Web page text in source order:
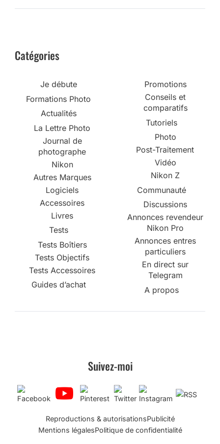
Catégories
Je débute
Formations Photo
Actualités
La Lettre Photo
Journal de
photographe
Nikon
Autres Marques
Logiciels
Accessoires
Livres
Tests
Tests Boîtiers
Tests Objectifs
Tests Accessoires
Guides d’achat
Promotions
Conseils et
comparatifs
Tutoriels
Photo
Post-Traitement
Vidéo
Nikon Z
Communauté
Discussions
Annonces revendeur
Nikon Pro
Annonces entres
particuliers
En direct sur
Telegram
A propos
Suivez-moi
Reproductions & autorisationsPublicité
Mentions légalesPolitique de confidentialité